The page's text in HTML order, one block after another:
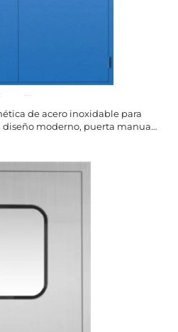
de acero inoxidable para
diseño moderno, puerta manual